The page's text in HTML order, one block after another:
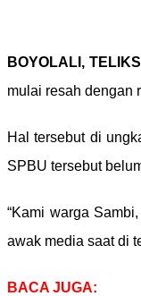
BOYOLALI,
mulai resah dengan
Hal tersebut di
SPBU tersebut
“Kami warga
awak media saat di
BACA JUGA: